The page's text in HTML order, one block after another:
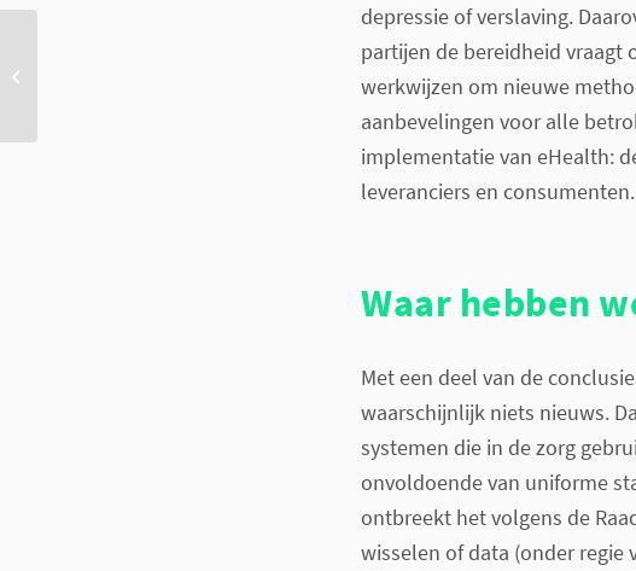
depressie of verslaving.
partijen de bereidheid vraagt
werkwijzen om nieuwe
aanbevelingen voor alle
implementatie van eHealth:
leveranciers en consumenten.
Waar hebben
Met een deel van de
waarschijnlijk niets nieuws.
systemen die in de zorg
onvoldoende van uniforme
ontbreekt het volgens de
wisselen of data (onder regie